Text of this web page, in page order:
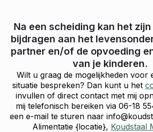
Na een scheiding kan het
bijdragen aan het
partner en/of de opvoeding
van je kinderen.
Wilt u graag de mogelijkheden voor
situatie bespreken? Dan kunt u het
invullen of direct contact met mij
mij telefonisch bereiken via 06-18
een e-mail te sturen naar
Alimentatie {locatie}, Koudstaal